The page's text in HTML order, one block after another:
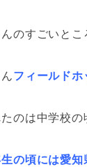
のすごいとこ
フィールドホ
のは中学校の
の頃には愛